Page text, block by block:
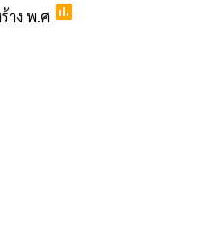
าง พ.ศ poll